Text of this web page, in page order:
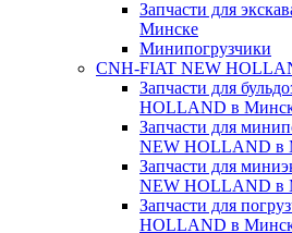
Запчасти для
Минскe
Минипогрузчики
CNH-FIAT NEW
Запчасти для
HOLLAND в
Запчасти для
NEW HOLLAND в
Запчасти для
NEW HOLLAND в
Запчасти для
HOLLAND в